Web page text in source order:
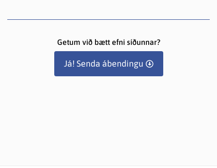
Getum við bætt efni síðunnar?
Já! Senda ábendingu